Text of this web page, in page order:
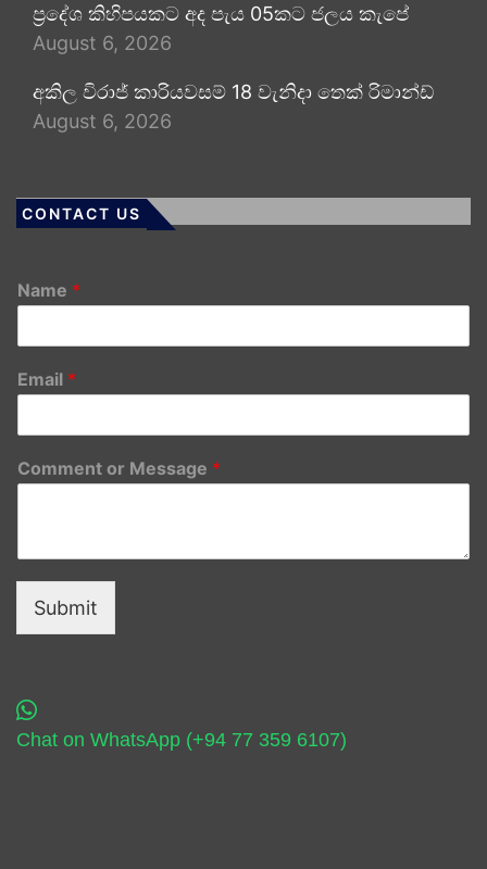
ප්‍රදේශ කිහිපයකට අද පැය 05කට ජලය කැපේ
August 6, 2026
අකිල විරාජ් කාරියවසම් 18 වැනිදා තෙක් රිමාන්ඩ්
August 6, 2026
CONTACT US
Name *
Email *
Comment or Message *
Submit
Chat on WhatsApp (+94 77 359 6107)